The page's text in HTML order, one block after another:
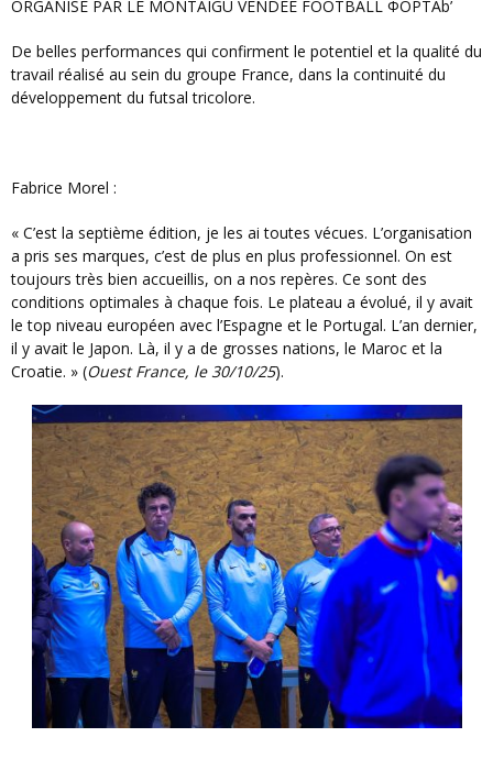
De belles performances qui confirment le potentiel et la qualité du
travail réalisé au sein du groupe France, dans la continuité du
développement du futsal tricolore.
Fabrice Morel :
« C’est la septième édition, je les ai toutes vécues. L’organisation
a pris ses marques, c’est de plus en plus professionnel. On est
toujours très bien accueillis, on a nos repères. Ce sont des
conditions optimales à chaque fois. Le plateau a évolué, il y avait
le top niveau européen avec l’Espagne et le Portugal. L’an dernier,
il y avait le Japon. Là, il y a de grosses nations, le Maroc et la
Croatie. » ( Ouest France, le 30/10/25).